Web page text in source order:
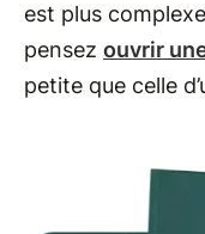
est plus
pensez ouvrir
petite que celle